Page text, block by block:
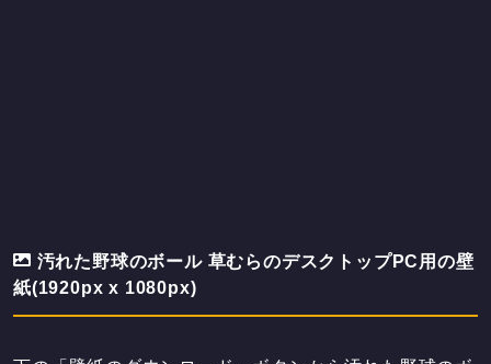
汚れた野球のボール 草むらのデスクトップPC用の壁
紙(1920px x 1080px)